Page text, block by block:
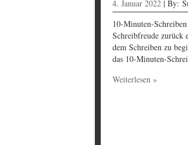
4. Januar 2022 | By:
10-Minuten-
Schreibfreude zurück
dem Schreiben zu
das 10-Minuten-
Weiterlesen »